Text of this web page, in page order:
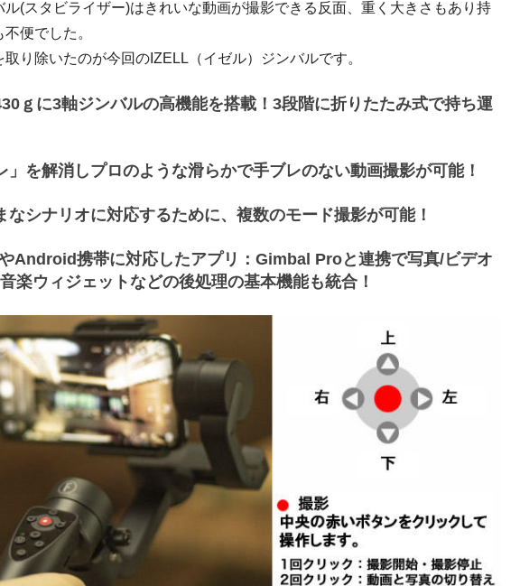
ル(スタビライザー)はきれいな動画が撮影できる反面、重く大きさもあり持
便でした。
り除いたのが今回のIZELL（イゼル）ジンバルです。
ｇに3軸ジンバルの高機能を搭載！3段階に折りたたみ式で持ち運
」を解消しプロのような滑らかで手ブレのない動画撮影が可能！
なシナリオに対応するために、複数のモード撮影が可能！
Android携帯に対応したアプリ：Gimbal Proと連携で写真/ビデオ
楽ウィジェットなどの後処理の基本機能も統合！